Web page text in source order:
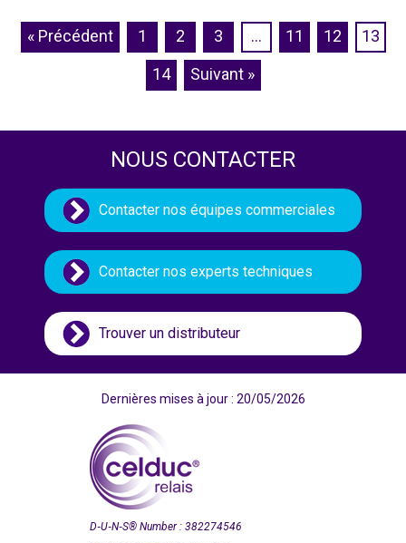
« Précédent 1 2 3 … 11 12
13
14
Suivant »
NOUS CONTACTER
Contacter nos équipes commerciales
Contacter nos experts techniques
Trouver un distributeur
Dernières mises à jour : 20/05/2026
D‑U‑N‑S® Number : 382274546